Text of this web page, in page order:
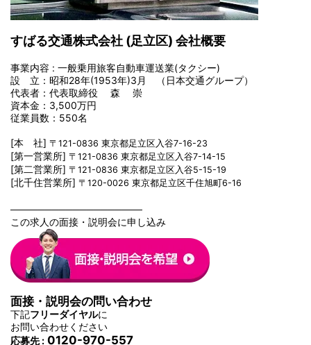
すばる交通株式会社 (足立区) 会社概要
事業内容 : 一般乗用旅客自動車運送業(タクシー)
設 立：昭和28年(1953年)3月 （日本交通グループ）
代表者： 代表取締役 森 崇
資本金：3,500万円
従業員数：550名
[本 社] 〒121-0836 東京都足立区入谷7-16-23
[第一営業所] 〒121-0836 東京都足立区入谷7-14-15
[第二営業所] 〒121-0836 東京都足立区入谷5-15-19
[北千住営業所] 〒120-0026 東京都足立区千住旭町6-16
───────────────────
この求人の面接・説明会に申し込み
面接・説明会の問い合わせ
下記フリーダイヤルに
お問い合わせください
応募先 : 0120-970-557